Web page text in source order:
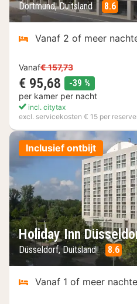
Dortmund, Duitsland 8.6
Vanaf 2 of meer
Vanaf€ 157,73
€ 95,68 -39 %
per kamer per nacht
incl. citytax
excl. servicekosten € 15 per
Inclusief ontbijt
Holiday Inn
Düsseldorf, Duitsland 8.6
Vanaf 1 of meer